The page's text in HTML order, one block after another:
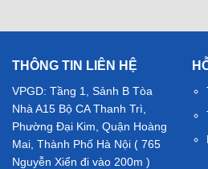
THÔNG TIN LIÊN HỆ
VPGD: Tầng 1, Sảnh B Tòa
Nhà A15 Bộ CA Thanh Trì,
Phường Đại Kim, Quận Hoàng
Mai, Thành Phố Hà Nội ( 765
Nguyễn Xiển đi vào 200m )